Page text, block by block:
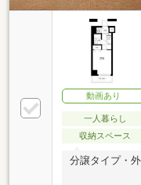
動画あり
一人暮らし
収納スペース
分譲タイプ・